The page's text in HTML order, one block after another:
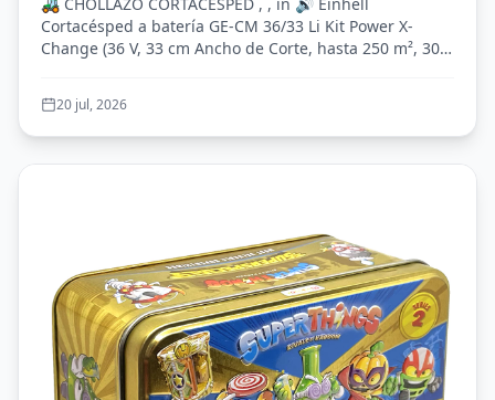
recolectora, 25-65 mm Altura de Corte,
con 2X 2,5 Ah baterías + 2X cargadore)
🚜 CHOLLAZO CORTACÉSPED , , ín 🔊 Einhell
Cortacésped a batería GE-CM 36/33 Li Kit Power X-
Change (36 V, 33 cm Ancho de Corte, hasta 250 m², 30L
20 jul, 2026